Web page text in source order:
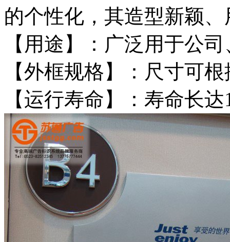
的个性化，其造型新颖
【用途】：广泛用于公
【外框规格】：尺寸可
【运行寿命】：寿命长